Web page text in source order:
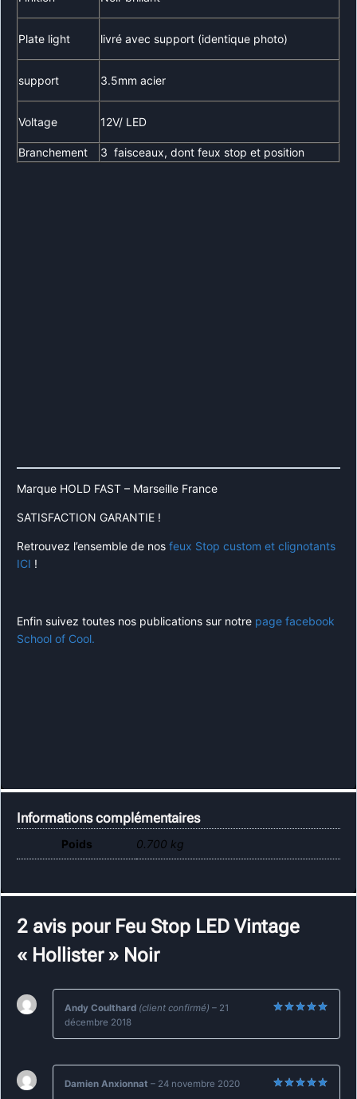
Plate light livré avec support (identique photo)
support 3.5mm acier
Voltage 12V/ LED
Branchement 3 faisceaux, dont feux stop et position
Marque HOLD FAST – Marseille France
SATISFACTION GARANTIE !
Retrouvez l’ensemble de nos feux Stop custom et clignotants
ICI !
Enfin suivez toutes nos publications sur notre page facebook
School of Cool.
Informations complémentaires
Poids 0.700 kg
2 avis pour Feu Stop LED Vintage
« Hollister » Noir
Andy Coulthard (client confirmé) – 21
décembre 2018
Damien Anxionnat – 24 novembre 2020